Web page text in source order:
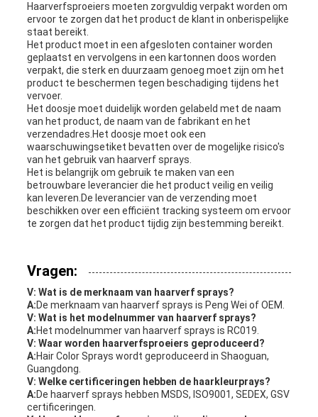
Haarverfsproeiers moeten zorgvuldig verpakt worden om
ervoor te zorgen dat het product de klant in onberispelijke
staat bereikt.
Het product moet in een afgesloten container worden
geplaatst en vervolgens in een kartonnen doos worden
verpakt, die sterk en duurzaam genoeg moet zijn om het
product te beschermen tegen beschadiging tijdens het
vervoer.
Het doosje moet duidelijk worden gelabeld met de naam
van het product, de naam van de fabrikant en het
verzendadres.Het doosje moet ook een
waarschuwingsetiket bevatten over de mogelijke risico's
van het gebruik van haarverf sprays.
Het is belangrijk om gebruik te maken van een
betrouwbare leverancier die het product veilig en veilig
kan leveren.De leverancier van de verzending moet
beschikken over een efficiënt tracking systeem om ervoor
te zorgen dat het product tijdig zijn bestemming bereikt.
Vragen:
V: Wat is de merknaam van haarverf sprays?
A:De merknaam van haarverf sprays is Peng Wei of OEM.
V: Wat is het modelnummer van haarverf sprays?
A:Het modelnummer van haarverf sprays is RC019.
V: Waar worden haarverfsproeiers geproduceerd?
A:Hair Color Sprays wordt geproduceerd in Shaoguan,
Guangdong.
V: Welke certificeringen hebben de haarkleurprays?
A:De haarverf sprays hebben MSDS, ISO9001, SEDEX, GSV
certificeringen.